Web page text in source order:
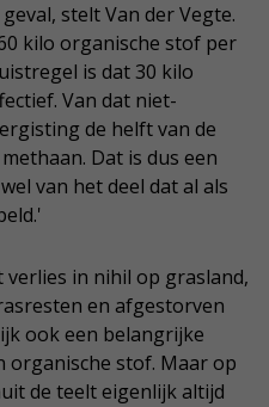
stelt Van der Vegte.
kilo organische stof per
is dat 30 kilo
Van dat niet-
de helft van de
Dat is dus een
van het deel dat al als
verlies in nihil op grasland,
en afgestorven
ook een belangrijke
organische stof. Maar op
de teelt eigenlijk altijd